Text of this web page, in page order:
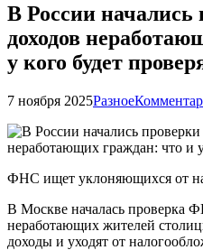
В России
доходов
у кого будет
7 ноября 2025Разное
ФНС ищет уклоняющихся от
В Москве началась проверка
неработающих жителей
доходы и уходят от